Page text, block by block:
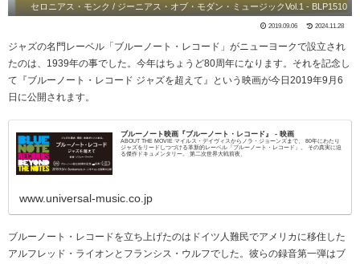
セロニアス・モンク / ジーニアス・オブ・モダン・ミュージックVol.1 - BLP1510
2019.09.06 2024.11.28
ジャズの名門レーベル「ブルーノート・レコード」がニューヨークで設立され
たのは、1939年の事でした。今年はちょうど80周年になります。それを記念し
て『ブルーノート・レコード ジャズを超えて』という映画が今日2019年9月6
日に公開されます。
ブルーノート映画『ブルーノート・レコード』 - 映画
ABOUT THE MOVIE マイルス・デイヴィスからノラ・ジョーンズまで、 80年にわたり
ジャズをリードしつづける革新的レーベル「ブルーノート・レコード」。 その真実に迫
る傑作ドキュメンタリー。 第二次世界大戦前夜、
www.universal-music.co.jp
ブルーノート・レコードを立ち上げたのはドイツ人難民でアメリカに移住した
アルフレッド・ライオンとフランシス・ウルフでした。彼らの録音第一弾はブ